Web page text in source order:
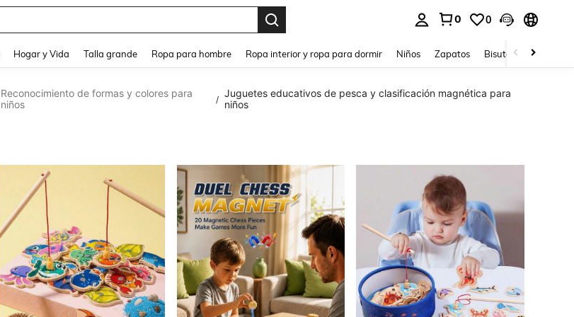
0 0
Hogar y Vida Talla grande Ropa para hombre Ropa interior y ropa para dormir Niños Zapatos Bisutería Y
Reconocimiento de formas y colores para
niños
/
Juguetes educativos de pesca y clasificación magnética para
niños